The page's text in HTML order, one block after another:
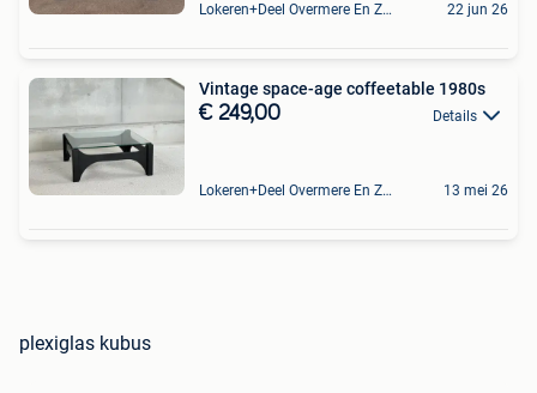
Lokeren+Deel Overmere En Zele 22 jun 26
Vintage space-age coffeetable 1980s
€ 249,00 Details
Lokeren+Deel Overmere En Zele 13 mei 26
plexiglas kubus